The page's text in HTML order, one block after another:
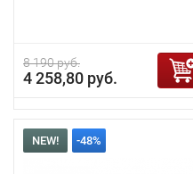
8 190 руб.
4 258,80 руб.
NEW! -48%